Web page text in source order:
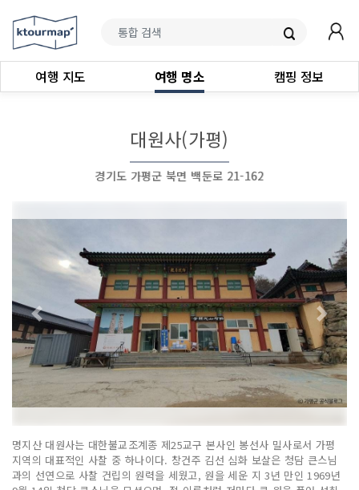
여행 지도 여행 명소 캠핑 정보
대원사(가평)
경기도 가평군 북면 백둔로 21-162
명지산 대원사는 대한불교조계종 제25교구 본사인 봉선사 밀사로서 가평
지역의 대표적인 사찰 중 하나이다. 창건주 김선 심화 보살은 청담 큰스님
과의 선연으로 사찰 건립의 원력을 세웠고, 원을 세운 지 3년 만인 1969년